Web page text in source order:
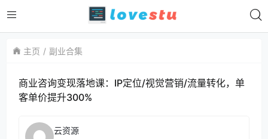
主页 副业合集
商业咨询变现落地课：IP定位/视觉营销/流量转化，单
客单价提升300%
云资源